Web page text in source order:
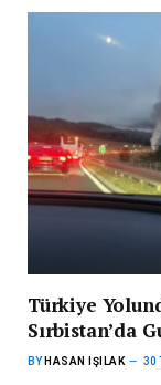
Türkiye
Sırbistan’da
BY HASAN IŞILAK 30